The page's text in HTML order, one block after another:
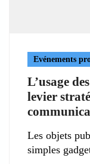
Evénements
L’usage
levier
Les objets
simples